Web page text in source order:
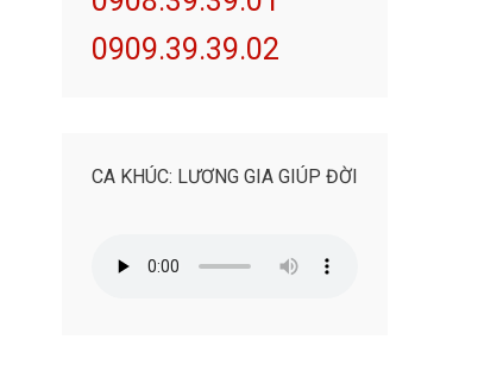
0909.39.39.02
CA KHÚC: LƯƠNG GIA GIÚP ĐỜI